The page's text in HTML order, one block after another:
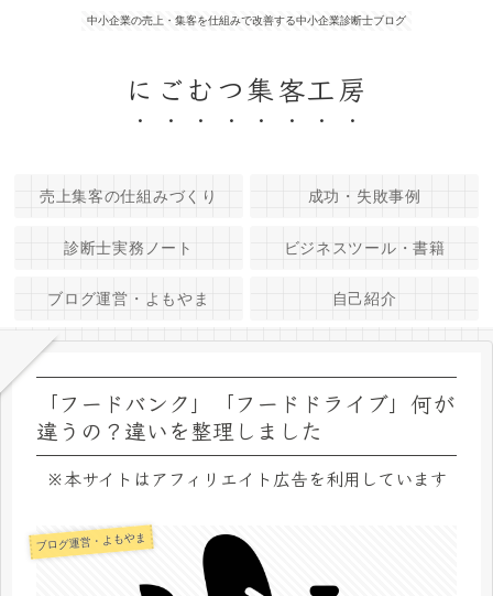
中小企業の売上・集客を仕組みで改善する中小企業診断士ブログ
にごむつ集客工房
売上集客の仕組みづくり 成功・失敗事例
診断士実務ノート ビジネスツール・書籍
ブログ運営・よもやま 自己紹介
「フードバンク」「フードドライブ」何が
違うの？違いを整理しました
※本サイトはアフィリエイト広告を利用しています
ブログ運営・よもやま